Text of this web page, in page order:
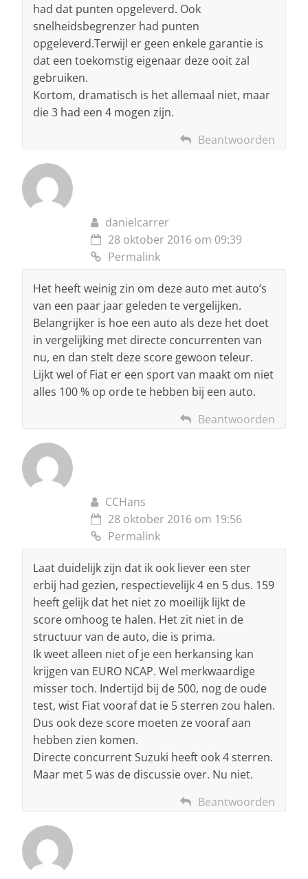
had dat punten opgeleverd. Ook
snelheidsbegrenzer had punten
opgeleverd.Terwijl er geen enkele garantie is
dat een toekomstig eigenaar deze ooit zal
gebruiken.
Kortom, dramatisch is het allemaal niet, maar
die 3 had een 4 mogen zijn.
Beantwoorden
danielcarrer
28 oktober 2016 om 09:39
Permalink
Het heeft weinig zin om deze auto met auto’s
van een paar jaar geleden te vergelijken.
Belangrijker is hoe een auto als deze het doet
in vergelijking met directe concurrenten van
nu, en dan stelt deze score gewoon teleur.
Lijkt wel of Fiat er een sport van maakt om niet
alles 100 % op orde te hebben bij een auto.
Beantwoorden
CCHans
28 oktober 2016 om 19:56
Permalink
Laat duidelijk zijn dat ik ook liever een ster
erbij had gezien, respectievelijk 4 en 5 dus. 159
heeft gelijk dat het niet zo moeilijk lijkt de
score omhoog te halen. Het zit niet in de
structuur van de auto, die is prima.
Ik weet alleen niet of je een herkansing kan
krijgen van EURO NCAP. Wel merkwaardige
misser toch. Indertijd bij de 500, nog de oude
test, wist Fiat vooraf dat ie 5 sterren zou halen.
Dus ook deze score moeten ze vooraf aan
hebben zien komen.
Directe concurrent Suzuki heeft ook 4 sterren.
Maar met 5 was de discussie over. Nu niet.
Beantwoorden